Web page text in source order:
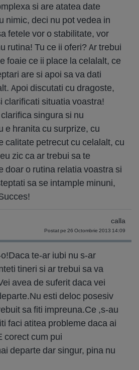
si are atatea date
nimic, deci nu pot vedea in
fetele vor o stabilitate, vor
rutina! Tu ce ii oferi? Ar trebui
foaie ce ii place la celalalt, ce
are si apoi sa va dati
Apoi discutati cu dragoste,
clarificati situatia voastra!
singura si nu
e hranita cu surprize, cu
calitate petrecut cu celalalt, cu
zic ca ar trebui sa te
doar o rutina relatia voastra si
sa se intample minuni,
calla
Postat pe 26 Octombrie 2013 14:09
te-ar iubi nu s-ar
tineri si ar trebui sa va
avea de suferit daca vei
esti deloc posesiv
sa fiti impreuna.Ce ,s-au
faci atitea probleme daca ai
corect cum pui
departe dar singur, pina nu